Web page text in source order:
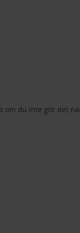
om du inte gör det